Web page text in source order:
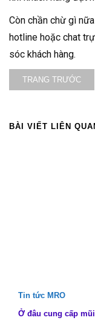
Còn chần chừ gì
hotline hoặc chat
sóc khách hàng.
TRANG TRƯỚC
BÀI VIẾT LIÊN
Tin tức MRO
Ở đâu cung cấp